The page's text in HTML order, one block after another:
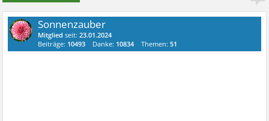
Sonnenzauber
Mitglied seit:23.01.2024
Beiträge: 10493 Danke: 10834 Themen:51